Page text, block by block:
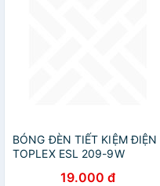
BÓNG ĐÈN TIẾT KIỆM ĐIỆN
TOPLEX ESL 209-9W
19.000 đ